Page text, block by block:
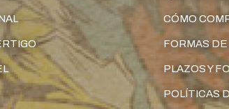
CÓMO
FORMAS DE
PLAZOS Y
POLÍTICAS